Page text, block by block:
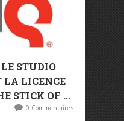
STUDIO
LA LICENCE
STICK OF ...
0 Commentaires